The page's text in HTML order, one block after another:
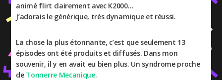
animé flirt clairement avec K2000…
J’adorais le générique, très dynamique et réussi.
La chose la plus étonnante, c’est que seulement 13
épisodes ont été produits et diffusés. Dans mon
souvenir, il y en avait eu bien plus. Un syndrome proche
de Tonnerre Mecanique.